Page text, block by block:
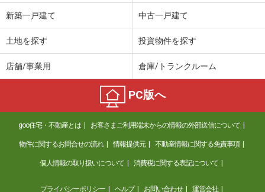
新築一戸建て 中古一戸建て
土地を探す 投資物件を探す
店舗/事業用 倉庫/トランクルーム
PC版へ
goo住宅・不動産とは お客さまご利用端末からの情報の外部送信について
物件に関するお問合せの流れ 情報提供元 不動産情報に関する免責事項
個人情報の取り扱いについて 消費税に関する表記について
プライバシーポリシー ヘルプ お問い合わせ 運営会社